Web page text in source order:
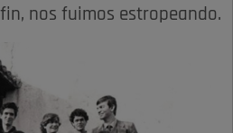
nos fuimos estropeando.